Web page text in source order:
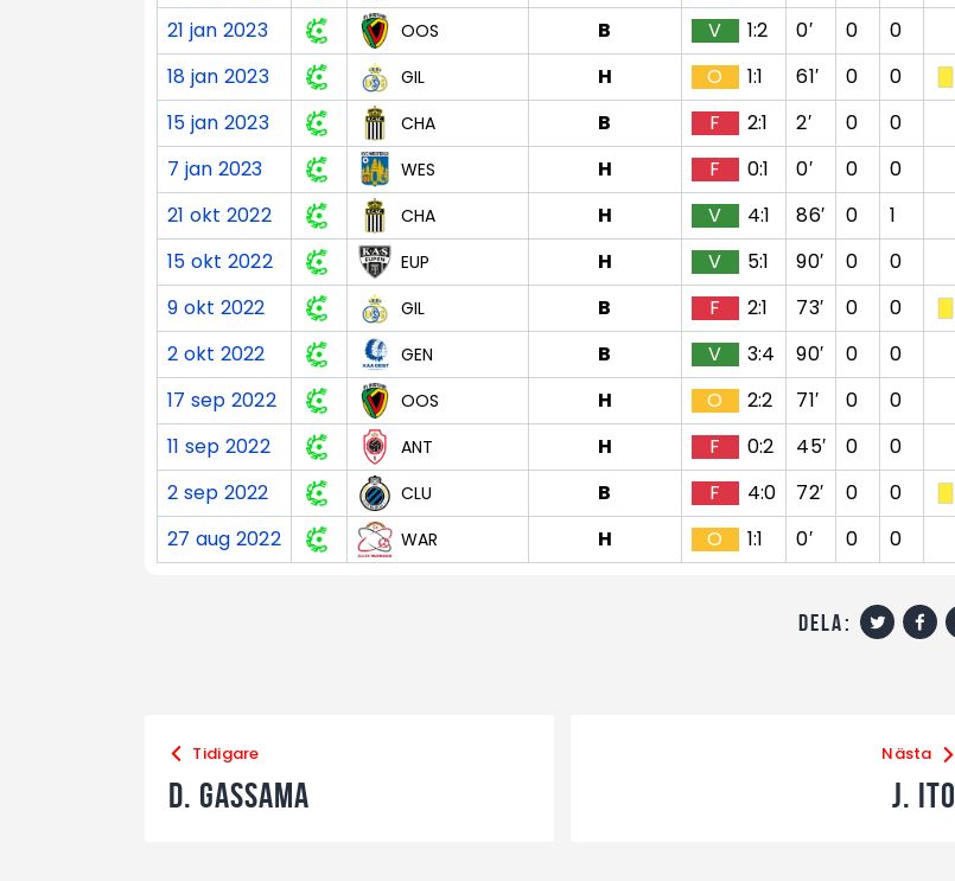
21 jan 2023
OOS B V 1:2 0′ 0
0
18 jan 2023
GIL H O 1:1 61′ 0
0
15 jan 2023
CHA B F 2:1 2′ 0
0
7 jan 2023
WES H F 0:1 0′ 0
0
21 okt 2022
CHA H V 4:1 86′ 0
1
15 okt 2022
EUP H V 5:1 90′ 0
0
9 okt 2022
GIL B F 2:1 73′ 0
0
2 okt 2022
GEN B V 3:4 90′ 0
0
17 sep 2022
OOS H O 2:2 71′ 0
0
11 sep 2022
ANT H F 0:2 45′ 0
0
2 sep 2022
CLU B F 4:0 72′ 0
0
27 aug 2022
WAR H O 1:1 0′ 0 0
dela:
Tidigare
D. Gassama
Nästa
J. Ito